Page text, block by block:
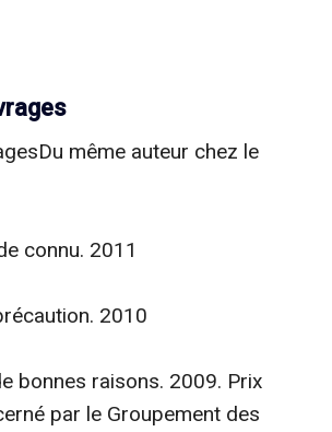
même auteur chez le
connu. 2011
2010
bonnes raisons. 2009. Prix
par le Groupement des